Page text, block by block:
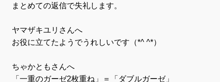
まとめての返信で失礼します。
ヤマザキユリさんへ
お役に立てたようでうれしいです（*^ ^*）
ちゃかともさんへ
「一重のガーゼ2枚重ね」＝「ダブルガーゼ」